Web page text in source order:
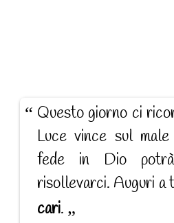
Questo giorno ci
Luce vince sul
fede in Dio potrà
risollevarci. Auguri a
cari.